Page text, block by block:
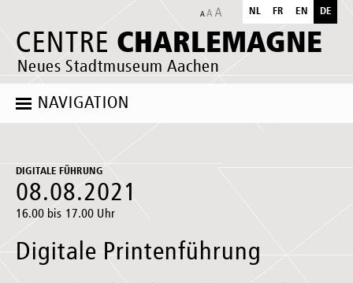
CENTRE CHARLEMAGNE
Neues Stadtmuseum Aachen
NL FR EN DE
NAVIGATION
DIGITALE FÜHRUNG
08.08.2021
16.00 bis 17.00 Uhr
Digitale Printenführung